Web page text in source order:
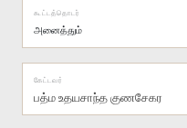
கூட்டத்தொடர்
பத்ம உதயசாந்த குணசேகர
கேட்டவர்